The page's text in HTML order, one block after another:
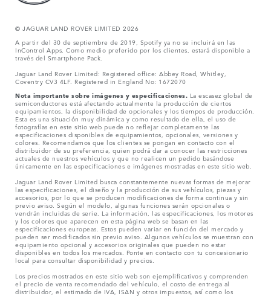
© JAGUAR LAND ROVER LIMITED 2026
A partir del 30 de septiembre de 2019, Spotify ya no se incluirá en las
InControl Apps. Como medio preferido por los clientes, estará disponible a
través del Smartphone Pack.
Jaguar Land Rover Limited: Registered office: Abbey Road, Whitley,
Coventry CV3 4LF. Registered in England No: 1672070
Nota importante sobre imágenes y especificaciones. La escasez global de
semiconductores está afectando actualmente la producción de ciertos
equipamientos, la disponibilidad de opcionales y los tiempos de producción.
Esta es una situación muy dinámica y como resultado de ella, el uso de
fotografías en este sitio web puede no reflejar completamente las
especificaciones disponibles de equipamientos, opcionales, versiones y
colores. Recomendamos que los clientes se pongan en contacto con el
distribuidor de su preferencia, quien podrá dar a conocer las restricciones
actuales de nuestros vehículos y que no realicen un pedido basándose
únicamente en las especificaciones e imágenes mostradas en este sitio web.
Jaguar Land Rover Limited busca constantemente nuevas formas de mejorar
las especificaciones, el diseño y la producción de sus vehículos, piezas y
accesorios, por lo que se producen modificaciones de forma continua y sin
previo aviso. Según el modelo, algunas funciones serán opcionales o
vendrán incluidas de serie. La información, las especificaciones, los motores
y los colores que aparecen en esta página web se basan en las
especificaciones europeas. Estos pueden variar en función del mercado y
pueden ser modificados sin previo aviso. Algunos vehículos se muestran con
equipamiento opcional y accesorios originales que pueden no estar
disponibles en todos los mercados. Ponte en contacto con tu concesionario
local para consultar disponibilidad y precios.
Los precios mostrados en este sitio web son ejemplificativos y comprenden
el precio de venta recomendado del vehículo, el costo de entrega al
distribuidor, el estimado de IVA, ISAN y otros impuestos, así como los